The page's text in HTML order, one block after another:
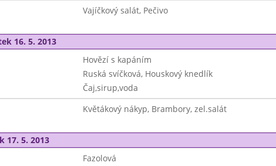
Vajíčkový salát, Pečivo
16. 5. 2013
Hovězí s kapáním
Ruská svíčková, Houskový knedlík
Čaj,sirup,voda
Květákový nákyp, Brambory, zel.salát
17. 5. 2013
Fazolová